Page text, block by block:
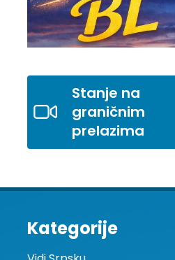
Stanje na
graničnim
prelazima
Kategorije